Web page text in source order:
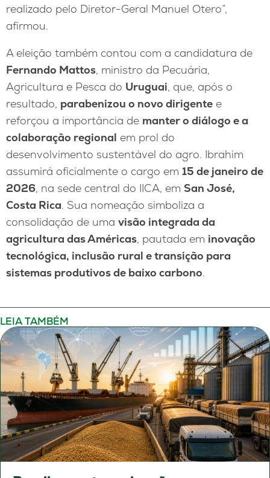
realizado pelo Diretor-Geral Manuel Otero”,
afirmou.
A eleição também contou com a candidatura de
Fernando Mattos, ministro da Pecuária,
Agricultura e Pesca do Uruguai, que, após o
resultado, parabenizou o novo dirigente e
reforçou a importância de manter o diálogo e a
colaboração regional em prol do
desenvolvimento sustentável do agro. Ibrahim
assumirá oficialmente o cargo em 15 de janeiro de
2026, na sede central do IICA, em San José,
Costa Rica. Sua nomeação simboliza a
consolidação de uma visão integrada da
agricultura das Américas, pautada em inovação
tecnológica, inclusão rural e transição para
sistemas produtivos de baixo carbono.
LEIA TAMBÉM